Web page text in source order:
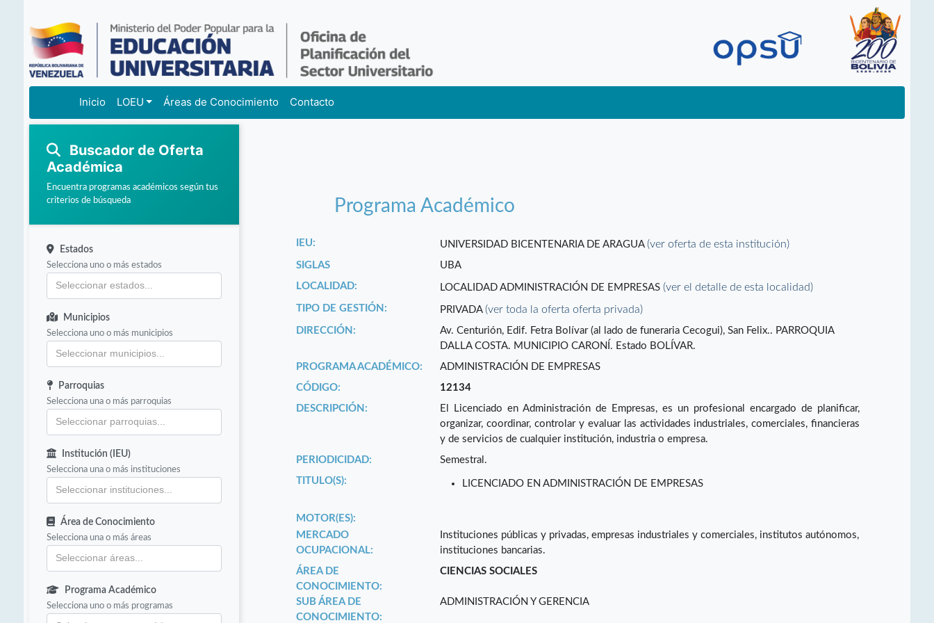
Inicio LOEU Áreas de Conocimiento Contacto
Buscador de Oferta
Académica
Encuentra programas académicos según tus
criterios de búsqueda
Estados
Selecciona uno o más estados
Municipios
Selecciona uno o más municipios
Parroquias
Selecciona una o más parroquias
Institución (IEU)
Selecciona una o más instituciones
Área de Conocimiento
Selecciona una o más áreas
Programa Académico
Selecciona uno o más programas
Programa Académico
IEU: UNIVERSIDAD BICENTENARIA DE ARAGUA(ver oferta de esta institución)
SIGLAS
UBA
LOCALIDAD:
LOCALIDAD ADMINISTRACIÓN DE EMPRESAS(ver el detalle de esta localidad)
TIPO DE GESTIÓN: PRIVADA(ver toda la oferta oferta privada)
DIRECCIÓN:
Av. Centurión, Edif. Fetra Bolívar (al lado de funeraria Cecogui), San Felix.. PARROQUIA
DALLA COSTA. MUNICIPIO CARONÍ. Estado BOLÍVAR.
PROGRAMA ACADÉMICO:
ADMINISTRACIÓN DE EMPRESAS
CÓDIGO:
12134
DESCRIPCIÓN:
El Licenciado en Administración de Empresas, es un profesional encargado de planificar,
organizar, coordinar, controlar y evaluar las actividades industriales, comerciales, financieras
y de servicios de cualquier institución, industria o empresa.
PERIODICIDAD:
Semestral.
TITULO(S):
LICENCIADO EN ADMINISTRACIÓN DE EMPRESAS
MOTOR(ES):
MERCADO
OCUPACIONAL:
Instituciones públicas y privadas, empresas industriales y comerciales, institutos autónomos,
instituciones bancarias.
ÁREA DE
CONOCIMIENTO:
CIENCIAS SOCIALES
SUB ÁREA DE
CONOCIMIENTO:
ADMINISTRACIÓN Y GERENCIA